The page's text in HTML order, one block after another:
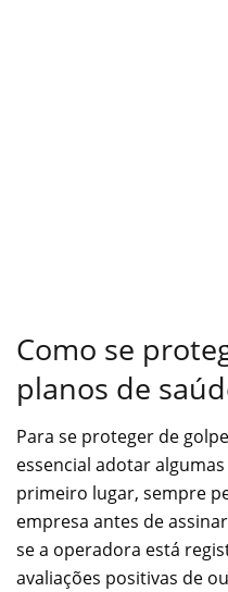
Como se
planos de
Para se proteger de
essencial adotar
primeiro lugar, sempre
empresa antes de
se a operadora está
avaliações positivas de